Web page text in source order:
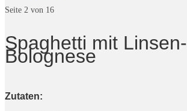
Seite 2 von 16
Spaghetti mit Linsen-
Bolognese
Zutaten: